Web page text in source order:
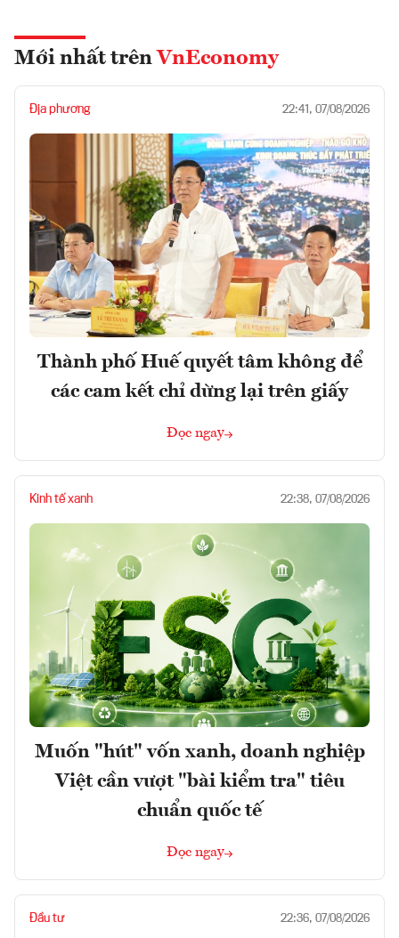
Mới nhất trên VnEconomy
Địa phương 22:41, 07/08/2026
Thành phố Huế quyết tâm không để
các cam kết chỉ dừng lại trên giấy
Đọc ngay
Kinh tế xanh 22:38, 07/08/2026
Muốn "hút" vốn xanh, doanh nghiệp
Việt cần vượt "bài kiểm tra" tiêu
chuẩn quốc tế
Đọc ngay
Đầu tư 22:36, 07/08/2026